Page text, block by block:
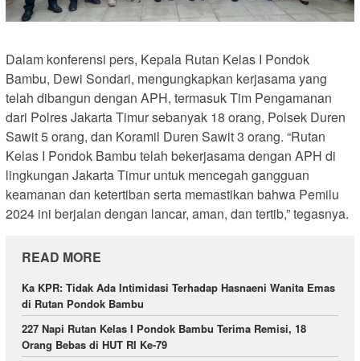
Dalam konferensi pers, Kepala Rutan Kelas I Pondok
Bambu, Dewi Sondari, mengungkapkan kerjasama yang
telah dibangun dengan APH, termasuk Tim Pengamanan
dari Polres Jakarta Timur sebanyak 18 orang, Polsek Duren
Sawit 5 orang, dan Koramil Duren Sawit 3 orang. “Rutan
Kelas I Pondok Bambu telah bekerjasama dengan APH di
lingkungan Jakarta Timur untuk mencegah gangguan
keamanan dan ketertiban serta memastikan bahwa Pemilu
2024 ini berjalan dengan lancar, aman, dan tertib,” tegasnya.
READ MORE
Ka KPR: Tidak Ada Intimidasi Terhadap Hasnaeni Wanita Emas
di Rutan Pondok Bambu
227 Napi Rutan Kelas I Pondok Bambu Terima Remisi, 18
Orang Bebas di HUT RI Ke-79